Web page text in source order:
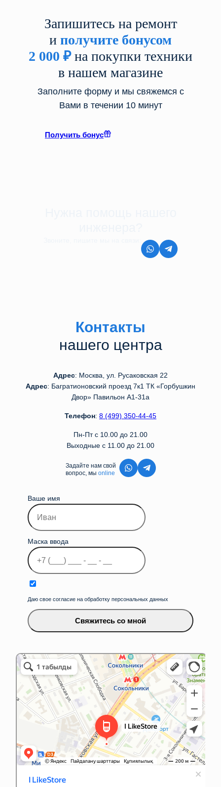
Запишитесь на ремонт
и получите бонусом
2 000 ₽на покупки техники
в нашем магазине
Заполните форму и мы свяжемся с
Вами в течении 10 минут
Получить бонус
Контакты
нашего центра
Адрес: Москва, ул. Русаковская 22
Адрес: Багратионовский проезд 7к1 ТК «Горбушкин
Двор» Павильон А1-31а
Телефон: 8 (499) 350-44-45
Пн-Пт с 10.00 до 21.00
Выходные с 11.00 до 21.00
Задайте нам свой
вопрос, мы online
Ваше имя
Маска ввода
Даю свое согласие на обработку персональных данных
Свяжитесь со мной
iLikeService&Store
Ремонт телефонов в Москве
Товары для мобильных телефонов в Москве